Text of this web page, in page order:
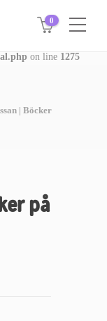
on line 1275
0
| Böcker
på